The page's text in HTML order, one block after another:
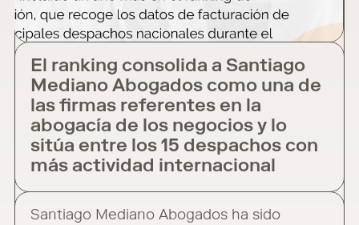
El ranking consolida a Santiago
Mediano Abogados como una de
las firmas referentes en la
abogacía de los negocios y lo
sitúa entre los 15 despachos con
más actividad internacional
Santiago Mediano Abogados ha sido